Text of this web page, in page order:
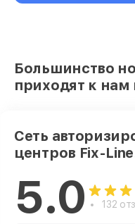
Большинство
приходят к
Сеть
центров Fix-
5.0 132